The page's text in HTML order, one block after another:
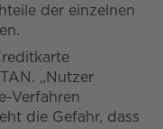
der einzelnen
„Nutzer
Verfahren
die Gefahr, dass